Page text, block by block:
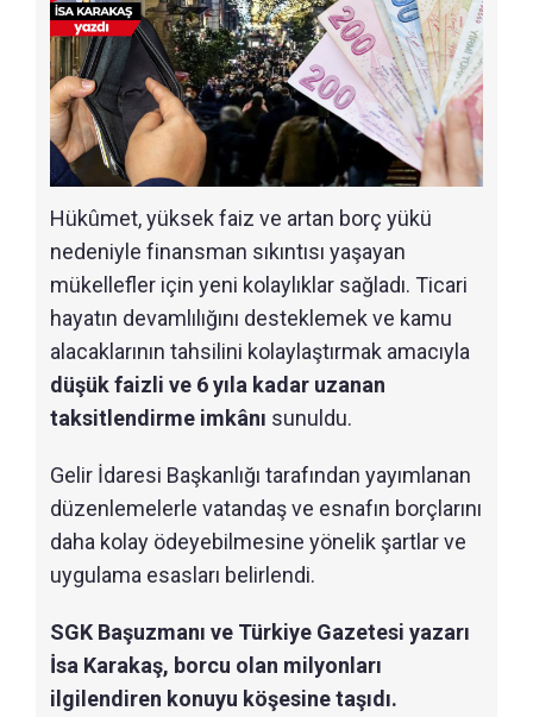
Hükûmet, yüksek faiz ve artan borç yükü
nedeniyle finansman sıkıntısı yaşayan
mükellefler için yeni kolaylıklar sağladı. Ticari
hayatın devamlılığını desteklemek ve kamu
alacaklarının tahsilini kolaylaştırmak amacıyla
düşük faizli ve 6 yıla kadar uzanan
taksitlendirme imkânı sunuldu.
Gelir İdaresi Başkanlığı tarafından yayımlanan
düzenlemelerle vatandaş ve esnafın borçlarını
daha kolay ödeyebilmesine yönelik şartlar ve
uygulama esasları belirlendi.
SGK Başuzmanı ve Türkiye Gazetesi yazarı
İsa Karakaş, borcu olan milyonları
ilgilendiren konuyu köşesine taşıdı.